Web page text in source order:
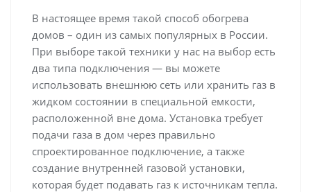
В настоящее время такой способ обогрева
домов – один из самых популярных в России.
При выборе такой техники у нас на выбор есть
два типа подключения — вы можете
использовать внешнюю сеть или хранить газ в
жидком состоянии в специальной емкости,
расположенной вне дома. Установка требует
подачи газа в дом через правильно
спроектированное подключение, а также
создание внутренней газовой установки,
которая будет подавать газ к источникам тепла.